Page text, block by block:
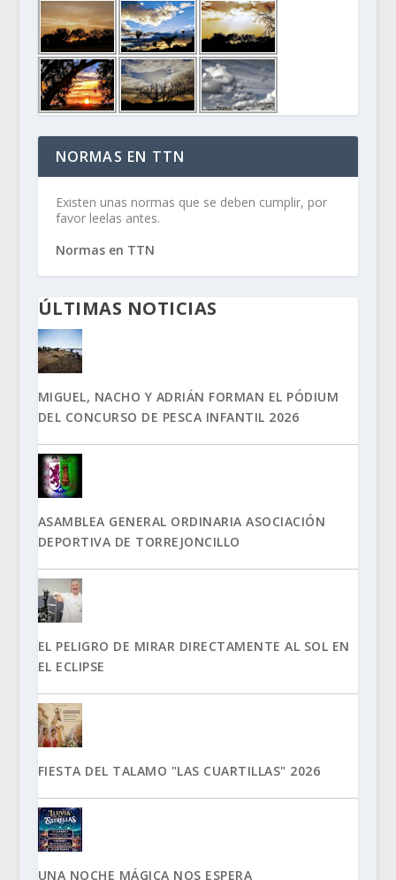
NORMAS EN TTN
Existen unas normas que se deben cumplir, por
favor leelas antes.
Normas en TTN
ÚLTIMAS NOTICIAS
MIGUEL, NACHO Y ADRIÁN FORMAN EL PÓDIUM
DEL CONCURSO DE PESCA INFANTIL 2026
ASAMBLEA GENERAL ORDINARIA ASOCIACIÓN
DEPORTIVA DE TORREJONCILLO
EL PELIGRO DE MIRAR DIRECTAMENTE AL SOL EN
EL ECLIPSE
FIESTA DEL TALAMO "LAS CUARTILLAS" 2026
UNA NOCHE MÁGICA NOS ESPERA